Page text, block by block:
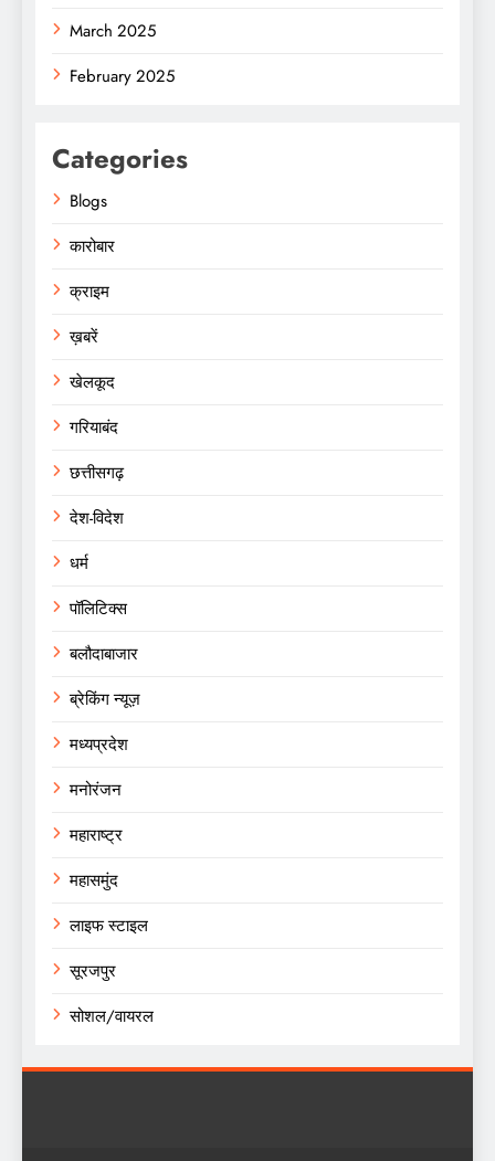
March 2025
February 2025
Categories
Blogs
कारोबार
क्राइम
ख़बरें
खेलकूद
गरियाबंद
छत्तीसगढ़
देश-विदेश
धर्म
पॉलिटिक्स
बलौदाबाजार
ब्रेकिंग न्यूज़
मध्यप्रदेश
मनोरंजन
महाराष्ट्र
महासमुंद
लाइफ स्टाइल
सूरजपुर
सोशल/वायरल